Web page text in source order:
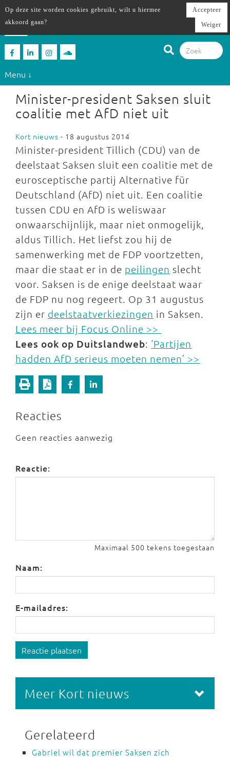
Menu ↓
Minister-president Saksen sluit
coalitie met AfD niet uit
Kort nieuws - 18 augustus 2014
Minister-president Tillich (CDU) van de
deelstaat Saksen sluit een coalitie met de
eurosceptische partij Alternative für
Deutschland (AfD) niet uit. Een coalitie
tussen CDU en AfD is weliswaar
onwaarschijnlijk, maar niet onmogelijk,
aldus Tillich. Het liefst zou hij de
samenwerking met de FDP voortzetten,
maar die staat er in de peilingen slecht
voor. Saksen is de enige deelstaat waar
de FDP nu nog regeert. Op 31 augustus
zijn er deelstaatverkiezingen in Saksen.
Lees meer bij Focus Online >>
Lees ook op Duitslandweb: ‘Partijen
hadden AfD serieus moeten nemen’ >>
Reacties
Geen reacties aanwezig
Reactie:
Maximaal 500 tekens toegestaan
Naam:
E-mailadres:
Reactie plaatsen
Meer Kort nieuws
Gerelateerd
Gabriel wil dat premier Saksen zich
Op deze site worden cookies gebruikt, wilt u hiermee
akkoord gaan?
Accepteer
Weiger